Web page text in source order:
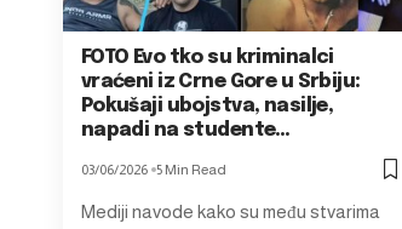
FOTO Evo tko su kriminalci
vraćeni iz Crne Gore u Srbiju:
Pokušaji ubojstva, nasilje,
napadi na studente…
03/06/2026 5 Min Read
Mediji navode kako su među stvarima